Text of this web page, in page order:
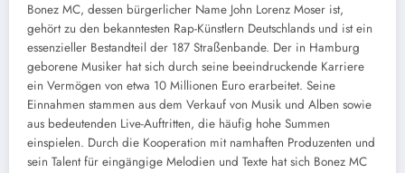
Bonez MC, dessen bürgerlicher Name John Lorenz Moser ist,
gehört zu den bekanntesten Rap-Künstlern Deutschlands und ist ein
essenzieller Bestandteil der 187 Straßenbande. Der in Hamburg
geborene Musiker hat sich durch seine beeindruckende Karriere
ein Vermögen von etwa 10 Millionen Euro erarbeitet. Seine
Einnahmen stammen aus dem Verkauf von Musik und Alben sowie
aus bedeutenden Live-Auftritten, die häufig hohe Summen
einspielen. Durch die Kooperation mit namhaften Produzenten und
sein Talent für eingängige Melodien und Texte hat sich Bonez MC